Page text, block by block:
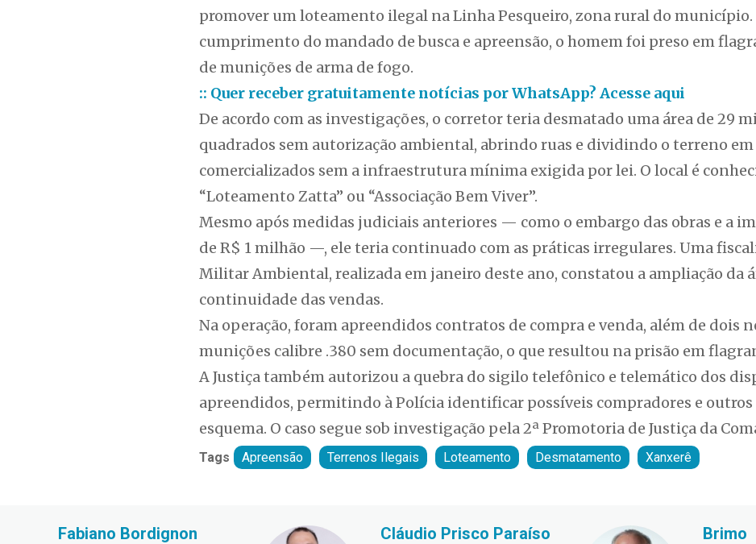
promover um loteamento ilegal na Linha Pesqueiro, zona rural do
cumprimento do mandado de busca e apreensão, o homem foi preso em
de munições de arma de fogo.
:: Quer receber gratuitamente notícias por WhatsApp? Acesse aqui
De acordo com as investigações, o corretor teria desmatado uma área de 29
quadrados sem autorização ambiental, abrindo ruas e dividindo o terreno em
comercializados sem a infraestrutura mínima exigida por lei. O local é
“Loteamento Zatta” ou “Associação Bem Viver”.
Mesmo após medidas judiciais anteriores — como o embargo das obras e a
de R$ 1 milhão —, ele teria continuado com as práticas irregulares. Uma
Militar Ambiental, realizada em janeiro deste ano, constatou a ampliação da
continuidade das vendas.
Na operação, foram apreendidos contratos de compra e venda, além de dois
munições calibre .380 sem documentação, o que resultou na prisão em
A Justiça também autorizou a quebra do sigilo telefônico e telemático dos
apreendidos, permitindo à Polícia identificar possíveis compradores e
esquema. O caso segue sob investigação pela 2ª Promotoria de Justiça da
Tags Apreensão Terrenos Ilegais Loteamento Desmatamento Xanxerê
Fabiano Bordignon Cláudio Prisco Paraíso Brimo